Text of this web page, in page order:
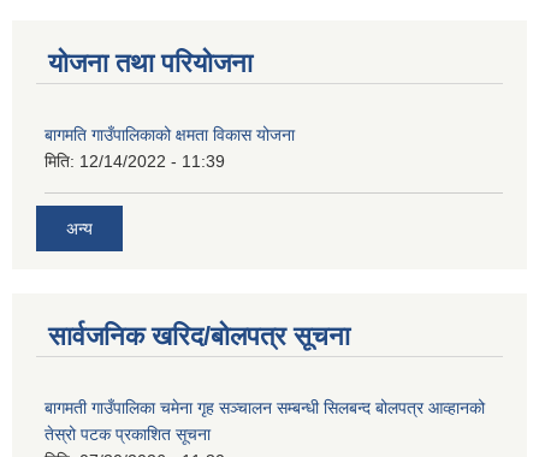
योजना तथा परियोजना
बागमति गाउँपालिकाको क्षमता विकास योजना
मिति: 12/14/2022 - 11:39
अन्य
सार्वजनिक खरिद/बोलपत्र सूचना
बागमती गाउँपालिका चमेना गृह सञ्चालन सम्बन्धी सिलबन्द बोलपत्र आव्हानको
तेस्रो पटक प्रकाशित सूचना